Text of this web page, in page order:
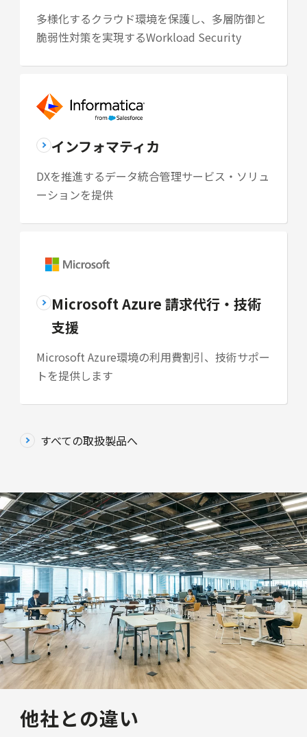
多様化するクラウド環境を保護し、多層防御と
脆弱性対策を実現するWorkload Security
インフォマティカ
DXを推進するデータ統合管理サービス・ソリュ
ーションを提供
Microsoft Azure 請求代行・技術
支援
Microsoft Azure環境の利用費割引、技術サポー
トを提供します
すべての取扱製品へ
他社との違い